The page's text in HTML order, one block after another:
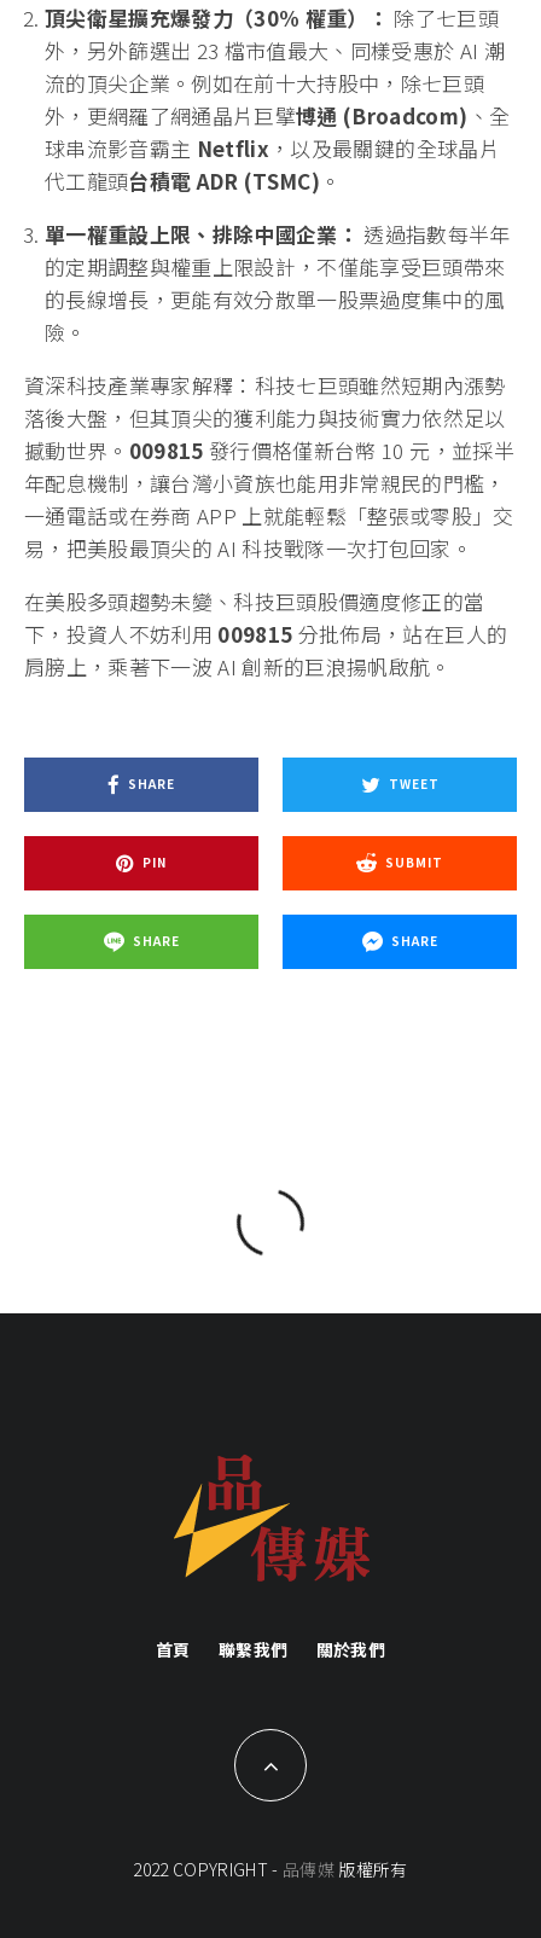
頂尖衛星擴充爆發力（30% 權重）： 除了七巨頭
外，另外篩選出 23 檔市值最大、同樣受惠於 AI 潮
流的頂尖企業。例如在前十大持股中，除七巨頭
外，更網羅了網通晶片巨擘博通 (Broadcom) 、全
球串流影音霸主 Netflix ，以及最關鍵的全球晶片
代工龍頭台積電 ADR (TSMC) 。
單一權重設上限、排除中國企業： 透過指數每半年
的定期調整與權重上限設計，不僅能享受巨頭帶來
的長線增長，更能有效分散單一股票過度集中的風
險。
資深科技產業專家解釋：科技七巨頭雖然短期內漲勢
落後大盤，但其頂尖的獲利能力與技術實力依然足以
撼動世界。 009815 發行價格僅新台幣 10 元，並採半
年配息機制，讓台灣小資族也能用非常親民的門檻，
一通電話或在券商 APP 上就能輕鬆「整張或零股」交
易，把美股最頂尖的 AI 科技戰隊一次打包回家。
在美股多頭趨勢未變、科技巨頭股價適度修正的當
下，投資人不妨利用 009815 分批佈局，站在巨人的
肩膀上，乘著下一波 AI 創新的巨浪揚帆啟航。
SHARE TWEET
PIN SUBMIT
SHARE SHARE
首頁 聯繫我們 關於我們
2022 COPYRIGHT - 品傳媒 版權所有